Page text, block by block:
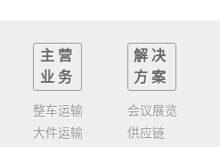
主营
业务
整车运输
大件运输
解决
方案
会议展览
供应链